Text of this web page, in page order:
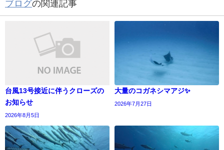
ブログの関連記事
台風13号接近に伴うクローズの
お知らせ
2026年8月5日
大量のコガネシマアジ✨
2026年7月27日